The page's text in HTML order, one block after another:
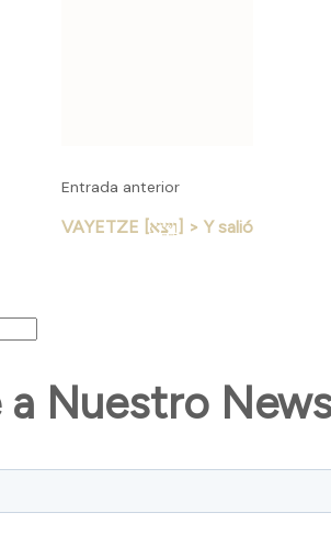
Entrada anterior
VAYETZE [וַיֵּצֵא] > Y salió
a Nuestro